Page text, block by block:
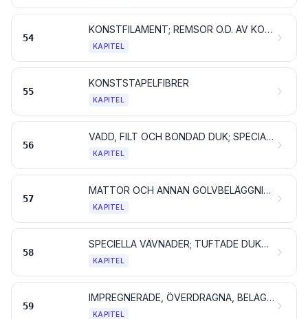
54
KONSTFILAMENT; REMSOR O.D. AV KONSTFIBRER
KAPITEL
55
KONSTSTAPELFIBRER
KAPITEL
56
VADD, FILT OCH BONDAD DUK; SPECIALGARNER; SURRNINGSGARN OCH TÅGVIRKE SAMT VAROR AV SÅDANA PRODUKTER
KAPITEL
57
MATTOR OCH ANNAN GOLVBELÄGGNING AV TEXTILMATERIAL
KAPITEL
58
SPECIELLA VÄVNADER; TUFTADE DUKVAROR AV TEXTILMATERIAL; SPETSAR; TAPISSERIER; SNÖRMAKERIARBETEN; BRODERIER
KAPITEL
59
IMPREGNERADE, ÖVERDRAGNA, BELAGDA ELLER LAMINERADE TEXTILVÄVNADER; TEXTILVAROR FÖR TEKNISKT BRUK
KAPITEL